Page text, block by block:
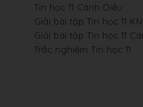
Tin học 11 Cánh Diều
Giải bài tập Tin học 11
Giải bài tập Tin học 11
Trắc nghiệm Tin học 11